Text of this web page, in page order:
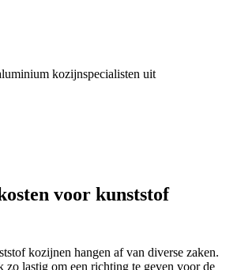
kozijnspecialisten uit
voor kunststof
kozijnen hangen af van diverse zaken.
zo lastig om een richting te geven voor de